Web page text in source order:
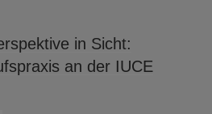
in Sicht:
an der IUCE